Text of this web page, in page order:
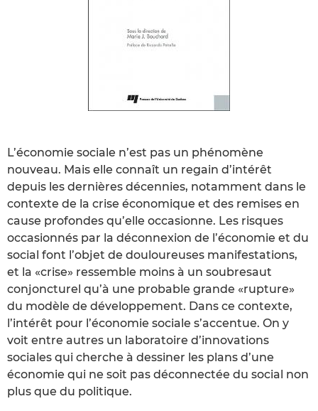
L’économie sociale n’est pas un phénomène
nouveau. Mais elle connaît un regain d’intérêt
depuis les dernières décennies, notamment dans le
contexte de la crise économique et des remises en
cause profondes qu’elle occasionne. Les risques
occasionnés par la déconnexion de l’économie et du
social font l’objet de douloureuses manifestations,
et la «crise» ressemble moins à un soubresaut
conjoncturel qu’à une probable grande «rupture»
du modèle de développement. Dans ce contexte,
l’intérêt pour l’économie sociale s’accentue. On y
voit entre autres un laboratoire d’innovations
sociales qui cherche à dessiner les plans d’une
économie qui ne soit pas déconnectée du social non
plus que du politique.